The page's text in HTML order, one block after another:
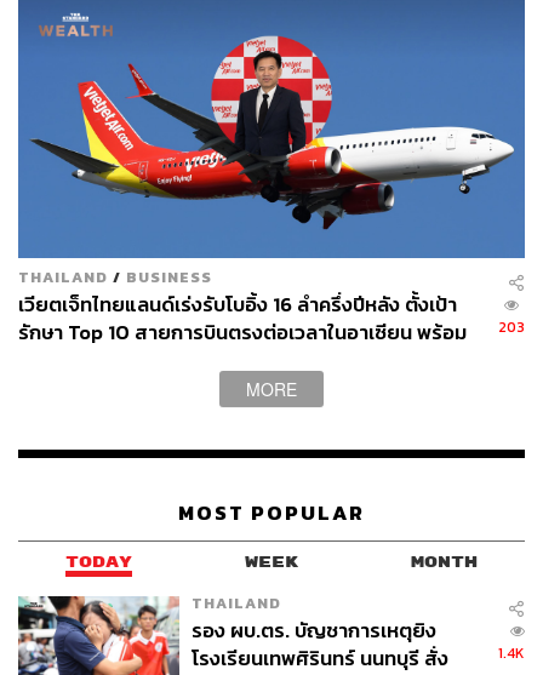
FAA
ABOUT THE AUTHOR
ถนัดกิจ จันกิเสน
Content Creator ประจำกองบรรณาธิการ
THE STANDARD WEALTH ผู้เสพติดโลก
โลกออฟไลน์และออนไลน์มาถอดรหัสความ
THAILAND / BUSINESS
เวียตเจ็ทไทยแลนด์เร่งรับโบอิ้ง 16 ลำครึ่งปีหลัง ตั้งเป้า
รักษา Top 10 สายการบินตรงต่อเวลาในอาเซียน พร้อม
203
MORE
MOST POPULAR
TODAY WEEK MONTH
THAILAND
รอง ผบ.ตร. บัญชาการเหตุยิง
โรงเรียนเทพศิรินทร์ นนทบุรี สั่ง
1.4K